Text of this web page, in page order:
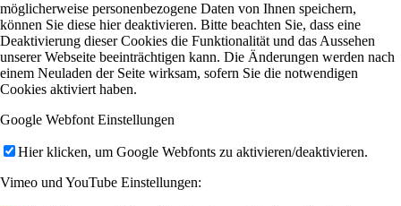
möglicherweise personenbezogene Daten von Ihnen speichern,
können Sie diese hier deaktivieren. Bitte beachten Sie, dass eine
Deaktivierung dieser Cookies die Funktionalität und das Aussehen
unserer Webseite beeinträchtigen kann. Die Änderungen werden nach
einem Neuladen der Seite wirksam, sofern Sie die notwendigen
Cookies aktiviert haben.
Google Webfont Einstellungen
Hier klicken, um Google Webfonts zu aktivieren/deaktivieren.
Vimeo und YouTube Einstellungen: